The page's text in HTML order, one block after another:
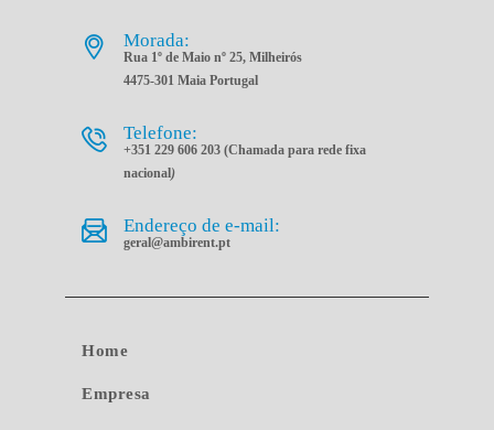
Morada:
Rua 1º de Maio nº 25, Milheirós
4475-301 Maia Portugal
Telefone:
+351 229 606 203 (Chamada para rede fixa
nacional)
Endereço de e-mail:
geral@ambirent.pt
Home
Empresa